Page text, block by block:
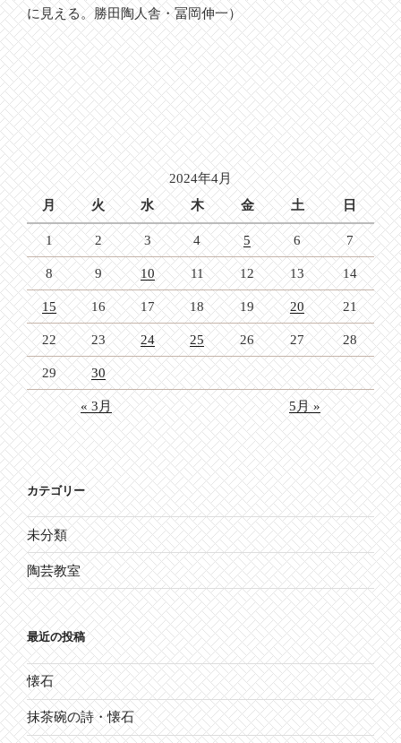
に見える。勝田陶人舎・冨岡伸一）
2024年4月
月
火 水 木 金 土 日
1 2 3 4 5 6 7
8 9 10 11 12 13 14
15 16 17 18 19 20 21
22 23 24 25 26 27 28
29 30
« 3月 5月 »
カテゴリー
未分類
陶芸教室
最近の投稿
懐石
抹茶碗の詩・懐石